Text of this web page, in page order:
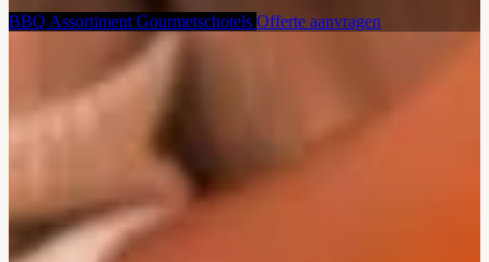
BBQ Assortiment Gourmetschotels Offerte aanvragen